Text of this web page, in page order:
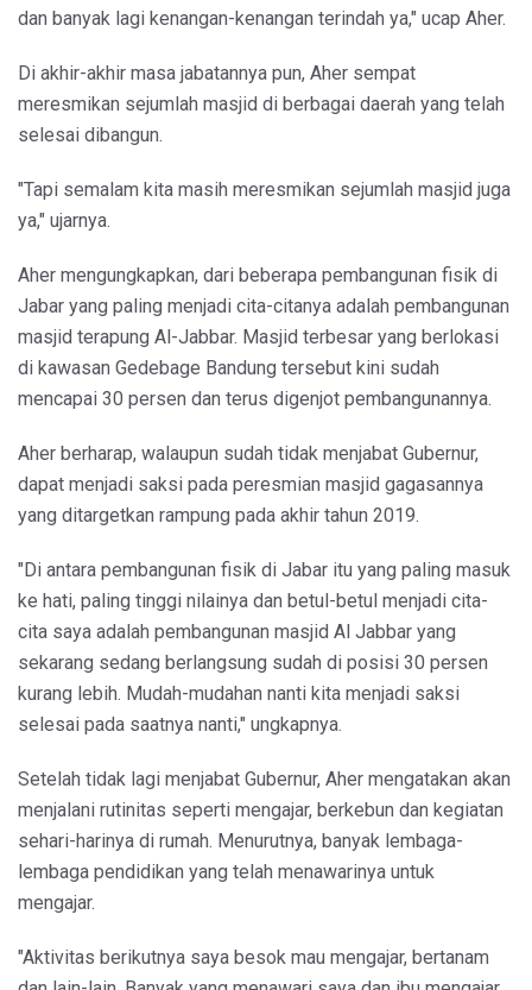
dan banyak lagi kenangan-kenangan terindah ya," ucap Aher.
Di akhir-akhir masa jabatannya pun, Aher sempat
meresmikan sejumlah masjid di berbagai daerah yang telah
selesai dibangun.
"Tapi semalam kita masih meresmikan sejumlah masjid juga
ya," ujarnya.
Aher mengungkapkan, dari beberapa pembangunan fisik di
Jabar yang paling menjadi cita-citanya adalah pembangunan
masjid terapung Al-Jabbar. Masjid terbesar yang berlokasi
di kawasan Gedebage Bandung tersebut kini sudah
mencapai 30 persen dan terus digenjot pembangunannya.
Aher berharap, walaupun sudah tidak menjabat Gubernur,
dapat menjadi saksi pada peresmian masjid gagasannya
yang ditargetkan rampung pada akhir tahun 2019.
"Di antara pembangunan fisik di Jabar itu yang paling masuk
ke hati, paling tinggi nilainya dan betul-betul menjadi cita-
cita saya adalah pembangunan masjid Al Jabbar yang
sekarang sedang berlangsung sudah di posisi 30 persen
kurang lebih. Mudah-mudahan nanti kita menjadi saksi
selesai pada saatnya nanti," ungkapnya.
Setelah tidak lagi menjabat Gubernur, Aher mengatakan akan
menjalani rutinitas seperti mengajar, berkebun dan kegiatan
sehari-harinya di rumah. Menurutnya, banyak lembaga-
lembaga pendidikan yang telah menawarinya untuk
mengajar.
"Aktivitas berikutnya saya besok mau mengajar, bertanam